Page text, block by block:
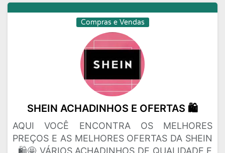
Compras e Vendas
SHEIN ACHADINHOS E OFERTAS 🛍️
AQUI VOCÊ ENCONTRA OS MELHORES
PREÇOS E AS MELHORES OFERTAS DA SHEIN
. 🛍️🤩 VÁRIOS ACHADINHOS DE QUALIDADE E